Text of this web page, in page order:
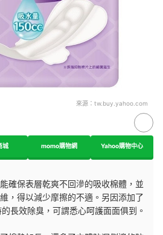
來源： tw.buy.yahoo.com
城 momo購物網 Yahoo購物中心
確保表層乾爽不回滲的吸收棉體，並
，得以減少摩擦的不適。另因添加了
長效除臭，可謂悉心呵護面面俱到。